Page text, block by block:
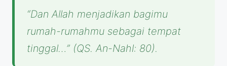
“Dan Allah menjadikan bagimu
rumah-rumahmu sebagai tempat
tinggal…” (QS. An-Nahl: 80).